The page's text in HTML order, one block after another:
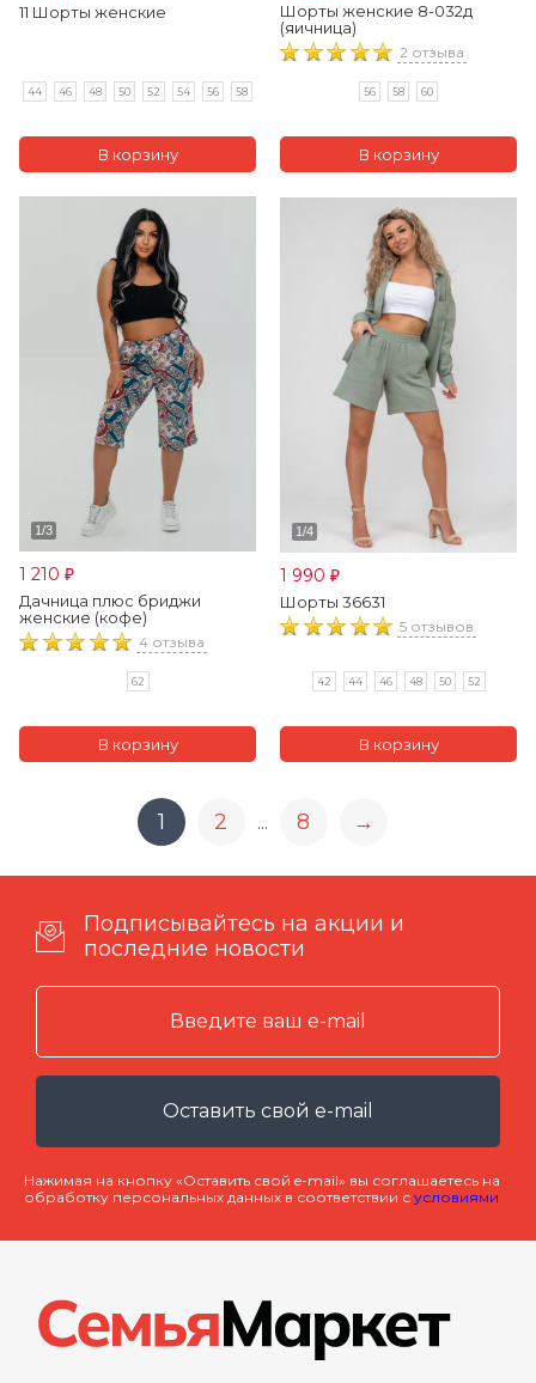
11 Шорты женские
44 46 48 50 52 54 56 58
Шорты женские 8-032д
(яичница)
2 отзыва
56 58 60
1 210 ₽
Дачница плюс бриджи
женские (кофе)
4 отзыва
62
1 990 ₽
Шорты 36631
5 отзывов
42 44 46 48 50 52
1 2 ... 8 →
Подписывайтесь на акции и
последние новости
Оставить свой e-mail
Нажимая на кнопку «Оставить свой e-mail» вы соглашаетесь на
обработку персональных данных в соответствии с условиями